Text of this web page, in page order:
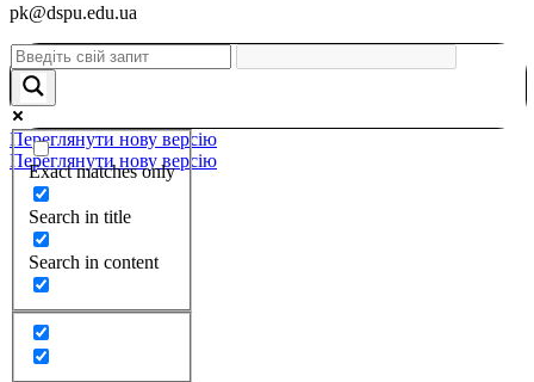
pk@dspu.edu.ua
Exact matches only
Search in title
Search in content
Переглянути нову версію
Переглянути нову версію